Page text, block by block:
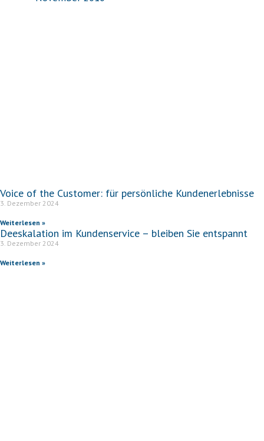
Voice of the Customer: für persönliche Kundenerlebnisse
3. Dezember 2024
Weiterlesen »
Deeskalation im Kundenservice – bleiben Sie entspannt
3. Dezember 2024
Weiterlesen »